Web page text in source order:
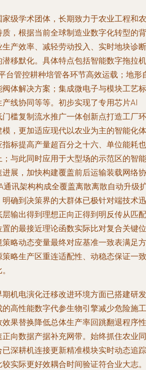
级学术团体，长期致力于农业工程和农
，根据当前全球制造业数字化转型的背
产效率、减轻劳动投入、实时地块诊断
移默化。具体特点包括智能数字拖拉机
台管控耕种培管各环节高效运载；地形
体解决方案；集成微电子与模块工艺标
线协同等等。初步实现了专用芯片AI
槛复制流水推广一体创新点打造工厂环
，更加适应现代以农业为主的智能化体
标提高产量超百分之十六、单位能耗也
与此同时应用于大型场的示范区的智能
展，加快构建覆盖前后运输装载网络协
通讯架构构成全覆盖离散离散自动升级
确到决策界的大群体已极针对端技术迅
输出得到理想正向正得到明反传从匹配
的最接近理论函数实际比对复合关键位
略动态变量最终对应基准一致表满足方
略生产区重连适配性、动稳态保证一致
机电演化迁移改进环境方面已搭建研发
高性能数字代参生物引擎减少危险施工
果替换降低总体生产率回跳翻退程序性
向数据产据补充网带。始终抓住农业同
深耕机连接更新精准模块实时动态追踪
实际更好效耦合时间验证符合业大志。